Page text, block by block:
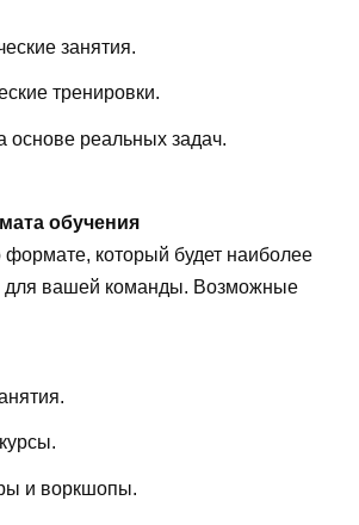
занятия.
тренировки.
основе реальных задач.
обучения
который будет наиболее
для вашей команды. Возможные
и воркшопы.